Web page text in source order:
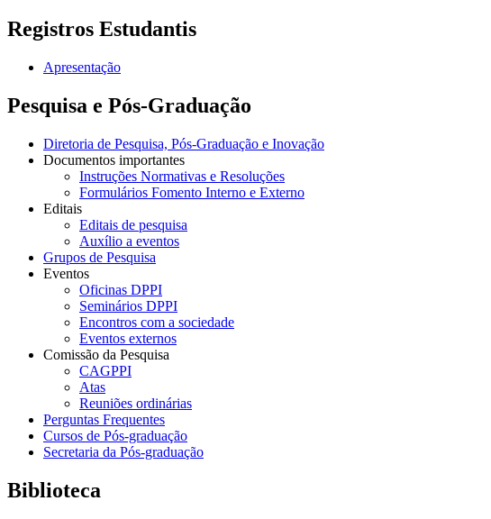
Registros Estudantis
Apresentação
Pesquisa e Pós-Graduação
Diretoria de Pesquisa, Pós-Graduação e Inovação
Documentos importantes
Instruções Normativas e Resoluções
Formulários Fomento Interno e Externo
Editais
Editais de pesquisa
Auxílio a eventos
Grupos de Pesquisa
Eventos
Oficinas DPPI
Seminários DPPI
Encontros com a sociedade
Eventos externos
Comissão da Pesquisa
CAGPPI
Atas
Reuniões ordinárias
Perguntas Frequentes
Cursos de Pós-graduação
Secretaria da Pós-graduação
Biblioteca